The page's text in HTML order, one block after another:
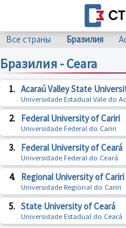
Все страны Бразилия
Бразилия - Ceara
1. Acaraú Valley State
Universidade Estadual Vale do
2. Federal University of Cariri
Universidade Federal do Cariri
3. Federal University of Ceará
Universidade Federal do Ceará
4. Regional University of Cariri
Universidade Regional do Cariri
5. State University of Ceará
Universidade Estadual do Ceará